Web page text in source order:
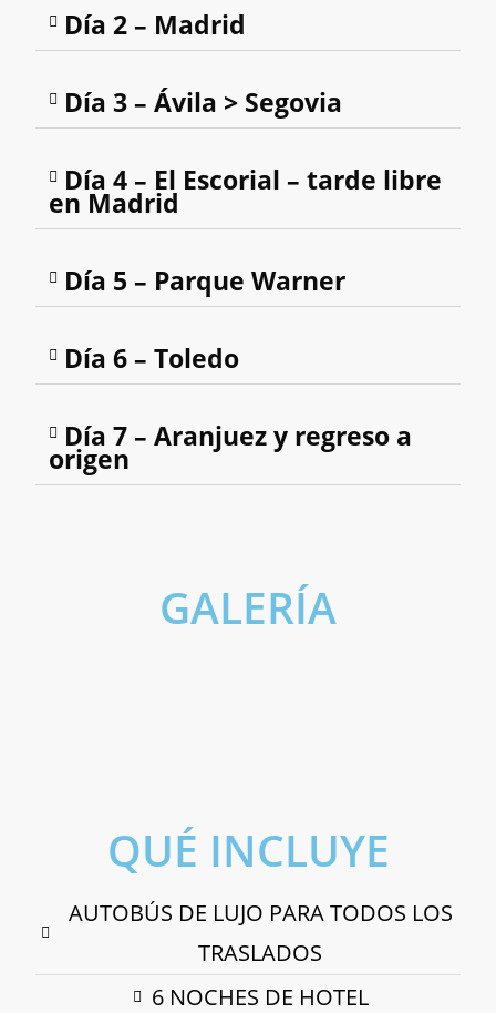
Día 2 – Madrid
Día 3 – Ávila > Segovia
Día 4 – El Escorial – tarde libre
en Madrid
Día 5 – Parque Warner
Día 6 – Toledo
Día 7 – Aranjuez y regreso a
origen
GALERÍA
Visita Monasterio de El Escorial
QUÉ INCLUYE
AUTOBÚS DE LUJO PARA TODOS LOS
TRASLADOS
6 NOCHES DE HOTEL